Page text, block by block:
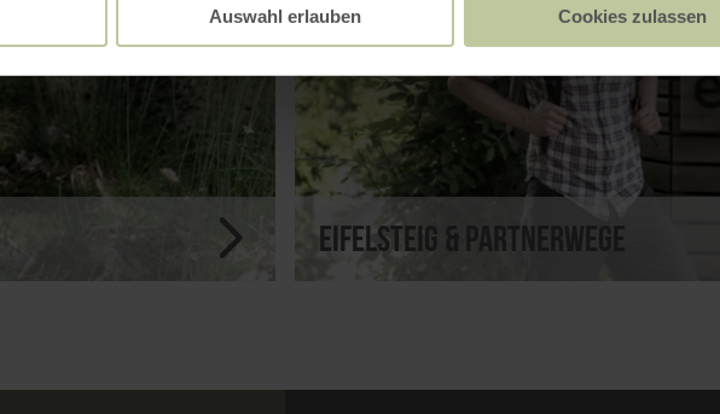
Auswahl erlauben Cookies zulassen
Eifelsteig & Partnerwege